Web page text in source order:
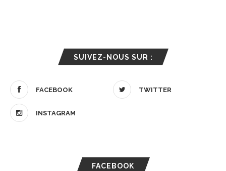
SUIVEZ-NOUS SUR :
FACEBOOK TWITTER
INSTAGRAM
FACEBOOK